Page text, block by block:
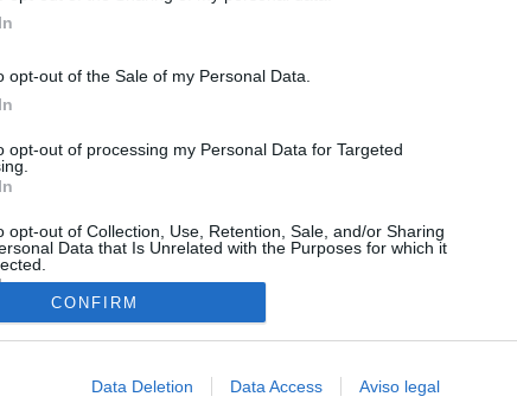
opt-out of the Sale of my Personal Data.
opt-out of processing my Personal Data for Targeted
opt-out of Collection, Use, Retention, Sale, and/or Sharing
Data that Is Unrelated with the Purposes for which it
CONFIRM
Data Deletion Data Access Aviso legal
daily press directory that gives access to the world's largest news
readable image taken from today's frontpage cover of each